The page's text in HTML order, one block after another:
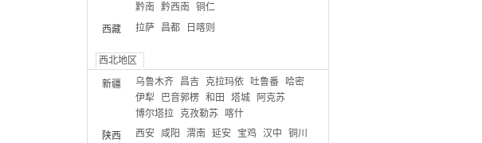
黔南
黔西南
铜仁
西藏
拉萨 昌都 日喀则
西北地区
新疆 乌鲁木齐 昌吉 克拉玛依 吐鲁番
哈密
伊犁
巴音郭楞 和田 塔城
阿克苏
博尔塔拉
克孜勒苏
喀什
陕西
西安 咸阳 渭南 延安 宝鸡 汉中
铜川